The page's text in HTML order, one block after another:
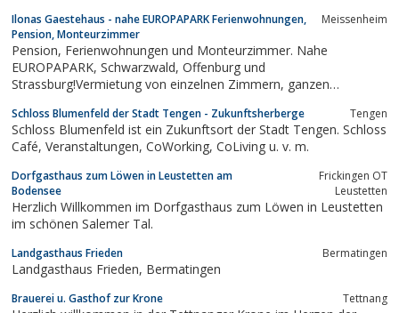
Ilonas Gaestehaus - nahe EUROPAPARK Ferienwohnungen,
Pension, Monteurzimmer
Meissenheim
Pension, Ferienwohnungen und Monteurzimmer. Nahe
EUROPAPARK, Schwarzwald, Offenburg und
Strassburg!Vermietung von einzelnen Zimmern, ganzen
Personen. Mit TV, Wohnküche, Bad und vielen Extras. Ideal auch
für Monteure, Geschäftsleute, Biker, Kurzurlaub und Familien....
Schloss Blumenfeld der Stadt Tengen - Zukunftsherberge Tengen
Schloss Blumenfeld ist ein Zukunftsort der Stadt Tengen. Schloss
Café, Veranstaltungen, CoWorking, CoLiving u. v. m.
Dorfgasthaus zum Löwen in Leustetten am
Bodensee
Frickingen OT
Leustetten
Herzlich Willkommen im Dorfgasthaus zum Löwen in Leustetten
im schönen Salemer Tal.
Landgasthaus Frieden Bermatingen
Landgasthaus Frieden, Bermatingen
Brauerei u. Gasthof zur Krone Tettnang